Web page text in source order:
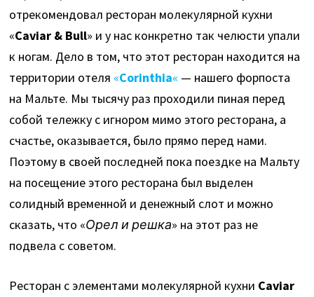
отрекомендовал ресторан молекулярной кухни
«Caviar & Bull» и у нас конкретно так челюсти упали
к ногам. Дело в том, что этот ресторан находится на
территории отеля «Corinthia« — нашего форпоста
на Мальте. Мы тысячу раз проходили пиная перед
собой тележку с игнором мимо этого ресторана, а
счастье, оказывается, было прямо перед нами.
Поэтому в своей последней пока поездке на Мальту
на посещение этого ресторана был выделен
солидный временной и денежный слот и можно
сказать, что «Орел и решка» на этот раз не
подвела с советом.
Ресторан c элементами молекулярной кухни Caviar